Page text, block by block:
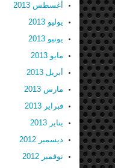
أغسطس 2013
يوليو 2013
يونيو 2013
مايو 2013
أبريل 2013
مارس 2013
فبراير 2013
يناير 2013
ديسمبر 2012
نوفمبر 2012